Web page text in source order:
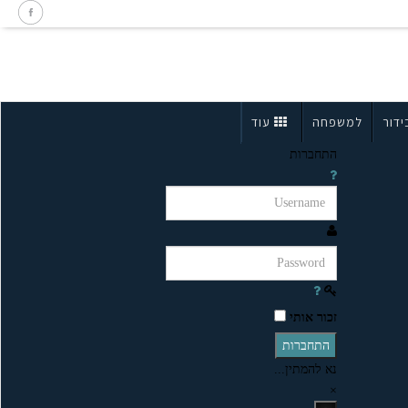
למשפחה עוד
התחברות
זכור אותי
התחברות
נא להמתין...
×